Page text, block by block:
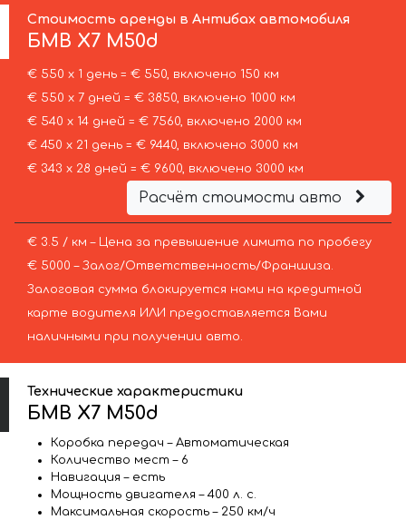
Стоимость аренды в Антибах автомобиля
БМВ X7 M50d
€ 550 х 1 день = € 550, включено 150 км
€ 550 х 7 дней = € 3850, включено 1000 км
€ 540 х 14 дней = € 7560, включено 2000 км
€ 450 х 21 день = € 9440, включено 3000 км
€ 343 х 28 дней = € 9600, включено 3000 км
Расчёт стоимости авто
€ 3.5 / км – Цена за превышение лимита по пробегу
€ 5000 – Залог/Ответственность/Франшиза.
Залоговая сумма блокируется нами на кредитной
карте водителя ИЛИ предоставляется Вами
наличными при получении авто.
Технические характеристики
БМВ X7 M50d
Коробка передач – Автоматическая
Количество мест – 6
Навигация – есть
Мощность двигателя – 400 л. с.
Максимальная скорость – 250 км/ч